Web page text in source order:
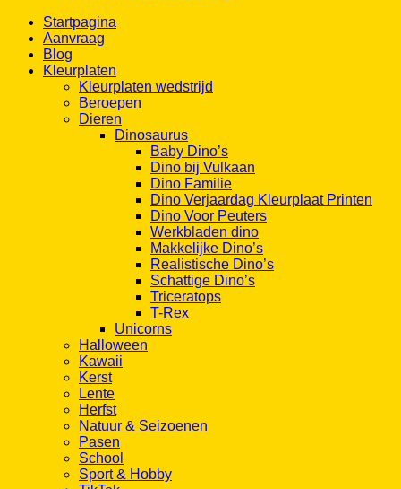
Startpagina
Aanvraag
Blog
Kleurplaten
Kleurplaten wedstrijd
Beroepen
Dieren
Dinosaurus
Baby Dino’s
Dino bij Vulkaan
Dino Familie
Dino Verjaardag Kleurplaat Printen
Dino Voor Peuters
Werkbladen dino
Makkelijke Dino’s
Realistische Dino’s
Schattige Dino’s
Triceratops
T-Rex
Unicorns
Halloween
Kawaii
Kerst
Lente
Herfst
Natuur & Seizoenen
Pasen
School
Sport & Hobby